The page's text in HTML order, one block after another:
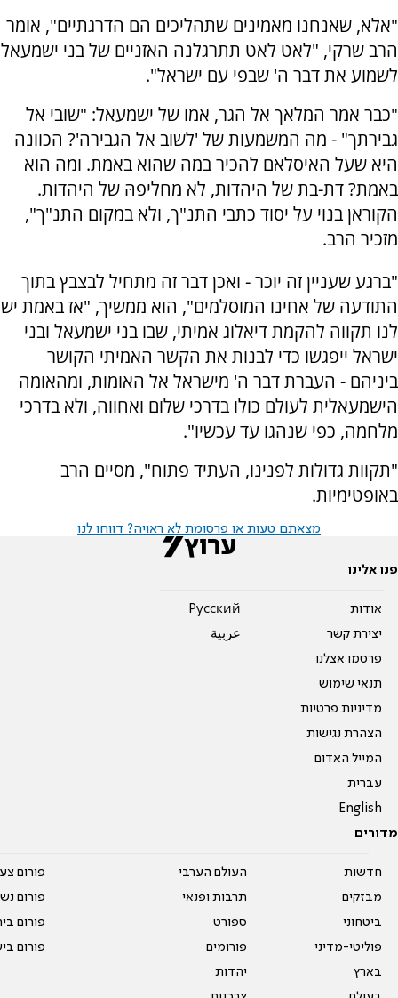
"אלא, שאנחנו מאמינים שתהליכים הם הדרגתיים", אומר
הרב שרקי, "לאט לאט תתרגלנה האזניים של בני ישמעאל
לשמוע את דבר ה' שבפי עם ישראל".
"כבר אמר המלאך אל הגר, אמו של ישמעאל: "שובי אל
גבירתך" - מה המשמעות של 'לשוב אל הגבירה'? הכוונה
היא שעל האיסלאם להכיר במה שהוא באמת. ומה הוא
באמת? דת-בת של היהדות, לא מחליפהּ של היהדות.
הקוראן בנוי על יסוד כתבי התנ"ך, ולא במקום התנ"ך",
מזכיר הרב.
"ברגע שעניין זה יוכר - ואכן דבר זה מתחיל לבצבץ בתוך
התודעה של אחינו המוסלמים", הוא ממשיך, "אז באמת יש
לנו תקווה להקמת דיאלוג אמיתי, שבו בני ישמעאל ובני
ישראל ייפגשו כדי לבנות את הקשר האמיתי הקושר
ביניהם - העברת דבר ה' מישראל אל האומות, ומהאומה
הישמעאלית לעולם כולו בדרכי שלום ואחווה, ולא בדרכי
מלחמה, כפי שנהגו עד עכשיו".
"תקוות גדולות לפנינו, העתיד פתוח", מסיים הרב
באופטימיות.
מצאתם טעות או פרסומת לא ראויה? דווחו לנו
פנו אלינו
אודות
יצירת קשר
פרסמו אצלנו
תנאי שימוש
מדיניות פרטיות
הצהרת נגישות
המייל האדום
עברית
English
Pусский
عربية
מדורים
חדשות
מבזקים
ביטחוני
פוליטי-מדיני
בארץ
העולם הערבי
תרבות ופנאי
ספורט
פורומים
יהדות
פורום
פורום
פורום
פורום